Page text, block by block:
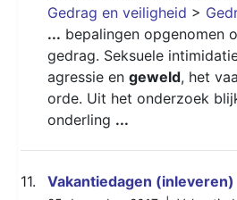
Gedrag en veiligheid >
... bepalingen opgenomen
gedrag. Seksuele
agressie en geweld, het
orde. Uit het onderzoek
onderling ...
11. Vakantiedagen (inleveren)